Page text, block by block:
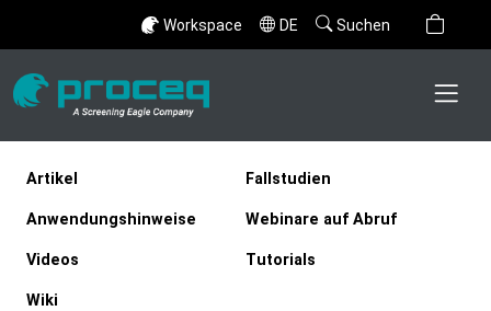
Workspace DE Suchen
Artikel Fallstudien
Anwendungshinweise Webinare auf Abruf
Videos Tutorials
Wiki